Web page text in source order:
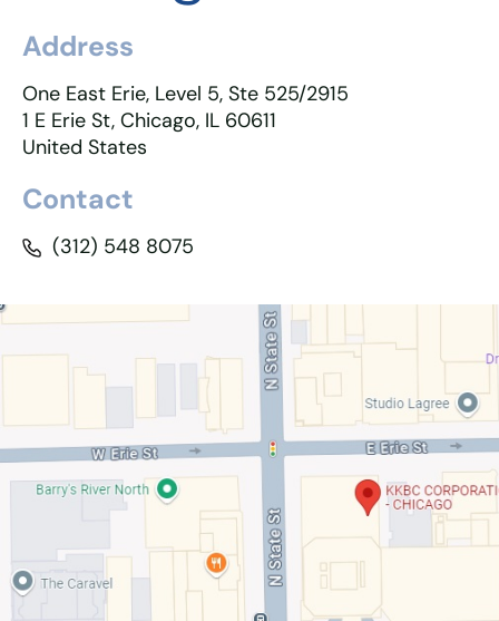
Address
One East Erie, Level 5, Ste 525/2915
1 E Erie St, Chicago, IL 60611
United States
Contact
(312) 548 8075